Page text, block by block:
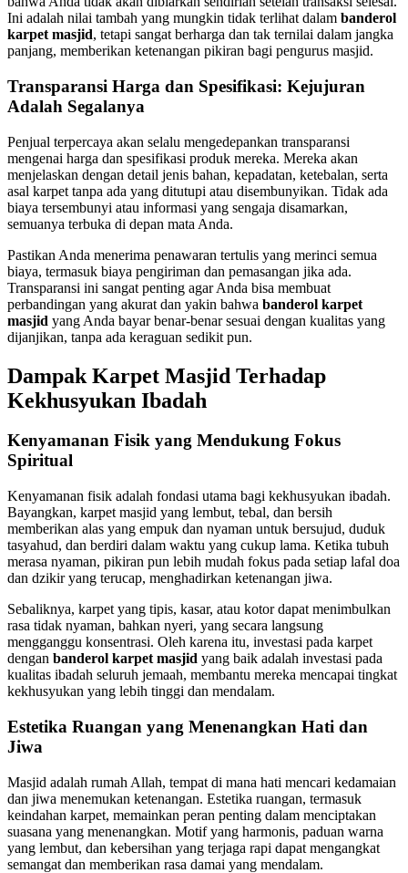
Ini adalah nilai tambah yang mungkin tidak terlihat dalam banderol
karpet masjid, tetapi sangat berharga dan tak ternilai dalam jangka
panjang, memberikan ketenangan pikiran bagi pengurus masjid.
Transparansi Harga dan Spesifikasi: Kejujuran
Adalah Segalanya
Penjual terpercaya akan selalu mengedepankan transparansi
mengenai harga dan spesifikasi produk mereka. Mereka akan
menjelaskan dengan detail jenis bahan, kepadatan, ketebalan, serta
asal karpet tanpa ada yang ditutupi atau disembunyikan. Tidak ada
biaya tersembunyi atau informasi yang sengaja disamarkan,
semuanya terbuka di depan mata Anda.
Pastikan Anda menerima penawaran tertulis yang merinci semua
biaya, termasuk biaya pengiriman dan pemasangan jika ada.
Transparansi ini sangat penting agar Anda bisa membuat
perbandingan yang akurat dan yakin bahwa banderol karpet
masjid yang Anda bayar benar-benar sesuai dengan kualitas yang
dijanjikan, tanpa ada keraguan sedikit pun.
Dampak Karpet Masjid Terhadap
Kekhusyukan Ibadah
Kenyamanan Fisik yang Mendukung Fokus
Spiritual
Kenyamanan fisik adalah fondasi utama bagi kekhusyukan ibadah.
Bayangkan, karpet masjid yang lembut, tebal, dan bersih
memberikan alas yang empuk dan nyaman untuk bersujud, duduk
tasyahud, dan berdiri dalam waktu yang cukup lama. Ketika tubuh
merasa nyaman, pikiran pun lebih mudah fokus pada setiap lafal doa
dan dzikir yang terucap, menghadirkan ketenangan jiwa.
Sebaliknya, karpet yang tipis, kasar, atau kotor dapat menimbulkan
rasa tidak nyaman, bahkan nyeri, yang secara langsung
mengganggu konsentrasi. Oleh karena itu, investasi pada karpet
dengan banderol karpet masjid yang baik adalah investasi pada
kualitas ibadah seluruh jemaah, membantu mereka mencapai tingkat
kekhusyukan yang lebih tinggi dan mendalam.
Estetika Ruangan yang Menenangkan Hati dan
Jiwa
Masjid adalah rumah Allah, tempat di mana hati mencari kedamaian
dan jiwa menemukan ketenangan. Estetika ruangan, termasuk
keindahan karpet, memainkan peran penting dalam menciptakan
suasana yang menenangkan. Motif yang harmonis, paduan warna
yang lembut, dan kebersihan yang terjaga rapi dapat mengangkat
semangat dan memberikan rasa damai yang mendalam.